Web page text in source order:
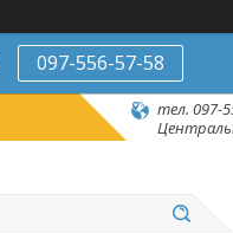
097-556-57-58
тел. 097-